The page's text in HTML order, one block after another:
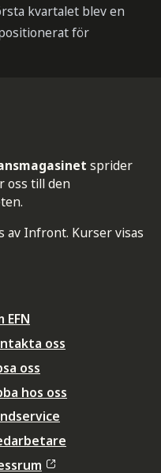
kvartalet blev en
för
sprider
oss till den
av Infront. Kurser visas
EFN
oss
oss
hos oss